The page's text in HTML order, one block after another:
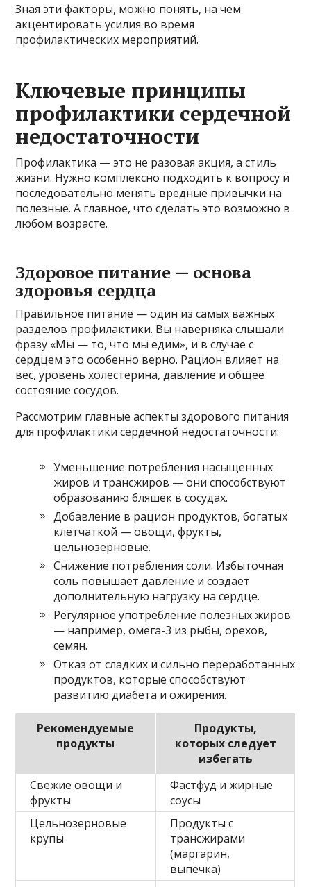
Зная эти факторы, можно понять, на чем
акцентировать усилия во время
профилактических мероприятий.
Ключевые принципы
профилактики сердечной
недостаточности
Профилактика — это не разовая акция, а стиль
жизни. Нужно комплексно подходить к вопросу и
последовательно менять вредные привычки на
полезные. А главное, что сделать это возможно в
любом возрасте.
Здоровое питание — основа
здоровья сердца
Правильное питание — один из самых важных
разделов профилактики. Вы наверняка слышали
фразу «Мы — то, что мы едим», и в случае с
сердцем это особенно верно. Рацион влияет на
вес, уровень холестерина, давление и общее
состояние сосудов.
Рассмотрим главные аспекты здорового питания
для профилактики сердечной недостаточности:
Уменьшение потребления насыщенных
жиров и трансжиров — они способствуют
образованию бляшек в сосудах.
Добавление в рацион продуктов, богатых
клетчаткой — овощи, фрукты,
цельнозерновые.
Снижение потребления соли. Избыточная
соль повышает давление и создает
дополнительную нагрузку на сердце.
Регулярное употребление полезных жиров
— например, омега-3 из рыбы, орехов,
семян.
Отказ от сладких и сильно переработанных
продуктов, которые способствуют
развитию диабета и ожирения.
Рекомендуемые
продукты
Продукты,
которых следует
избегать
Свежие овощи и
фрукты
Фастфуд и жирные
соусы
Цельнозерновые
крупы
Продукты с
трансжирами
(маргарин,
выпечка)